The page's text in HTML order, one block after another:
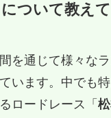
ついて教えて
を通じて様々な
います。中でも
ロードレース「